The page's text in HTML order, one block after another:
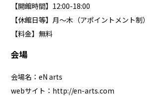
【開館時間】12:00-18:00
【休館日等】月〜木（アポイントメント制）
【料金】無料
会場
会場名：eN arts
webサイト： http://en-arts.com